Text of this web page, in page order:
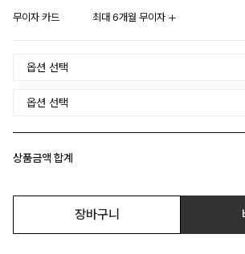
무이자 카드 최대 6개월 무이자
상품금액 합계
장바구니